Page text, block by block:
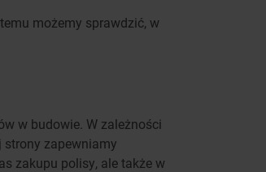
możemy sprawdzić, w
w budowie. W zależności
strony zapewniamy
zakupu polisy, ale także w